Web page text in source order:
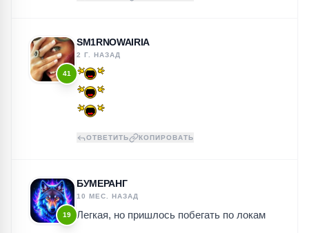
41
SM1RNOWAIRIA
2 Г. НАЗАД
ОТВЕТИТЬ КОПИРОВАТЬ
19
БУМЕРАНГ
10 МЕС. НАЗАД
Легкая, но пришлось побегать по локам